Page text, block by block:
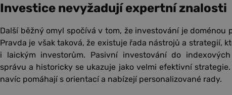
Investice nevyžadují expertní znalosti
Další běžný omyl spočívá v tom, že investování je doménou
Pravda je však taková, že existuje řada nástrojů a strategií,
i laickým investorům. Pasivní investování do
správu a historicky se ukazuje jako velmi efektivní
navíc pomáhají s orientací a nabízejí personalizované rady.